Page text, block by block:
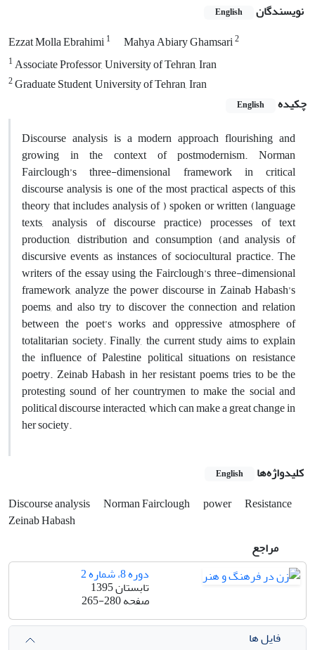
نویسندگان English
Ezzat Molla Ebrahimi1 Mahya Abiary Ghamsari2
1Associate Professor, University of Tehran, Iran
2Graduate Student, University of Tehran, Iran
چکیده
English
Discourse analysis is a modern approach flourishing and
growing in the context of postmodernism. Norman
Fairclough’s three-dimensional framework in critical
discourse analysis is one of the most practical aspects of this
theory that includes analysis of ) spoken or written (language
texts, analysis of discourse practice) processes of text
production, distribution and consumption (and analysis of
discursive events as instances of sociocultural practice. The
writers of the essay using the Fairclough’s three-dimensional
framework, analyze the power discourse in Zainab Habash’s
poems, and also try to discover the connection and relation
between the poet’s works and oppressive atmosphere of
totalitarian society. Finally, the current study aims to explain
the influence of Palestine political situations on resistance
poetry. Zeinab Habash in her resistant poems tries to be the
protesting sound of her countrymen to make the social and
political discourse interacted, which can make a great change in
her society.
کلیدواژه‌ها English
Discourse analysis Norman Fairclough power Resistance
Zeinab Habash
مراجع
دوره 8، شماره 2
تابستان 1395
صفحه265-280
فایل ها